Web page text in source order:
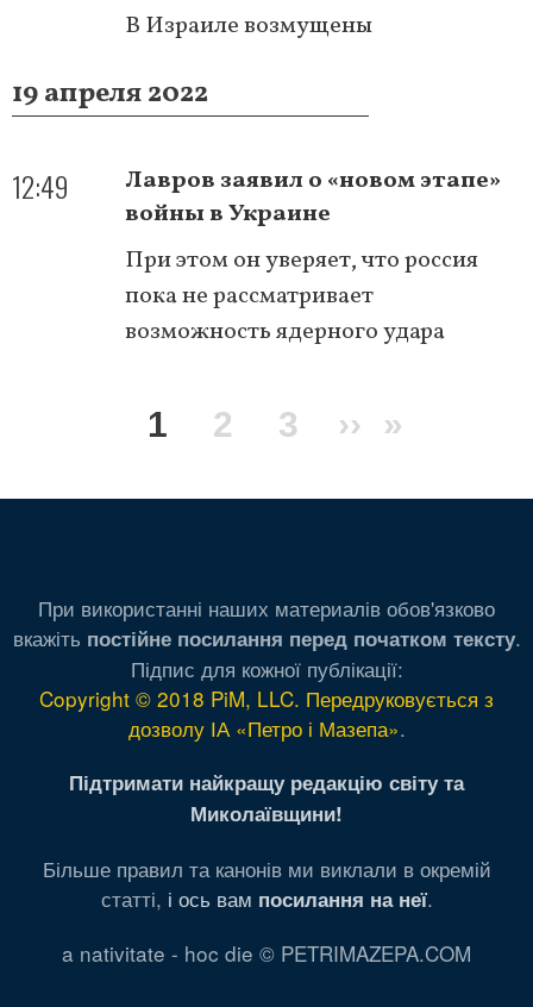
В Израиле возмущены
19 апреля 2022
12:49
Лавров заявил о «новом этапе»
войны в Украине
При этом он уверяет, что россия
пока не рассматривает
возможность ядерного удара
Текущая
1 Page
2 Page
3 ›› »
При використанні наших материалів обов'язково
вкажіть постійне посилання перед початком тексту.
Підпис для кожної публікації:
Copyright © 2018 PiM, LLC. Передруковується з
дозволу ІА «Петро і Мазепа».
Підтримати найкращу редакцію світу та
Миколаївщини!
Більше правил та канонів ми виклали в окремій
статті, і ось вам посилання на неї.
a nativitate - hoc die © PETRIMAZEPA.COM